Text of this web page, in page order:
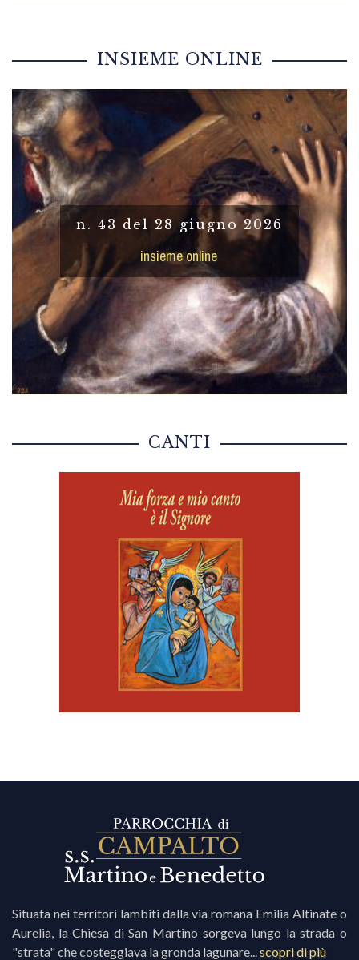
INSIEME ONLINE
n. 43 del 28 giugno 2026
insieme online
CANTI
Situata nei territori lambiti dalla via romana Emilia Altinate o
Aurelia, la Chiesa di San Martino sorgeva lungo la strada o
"strata" che costeggiava la gronda lagunare... scopri di più